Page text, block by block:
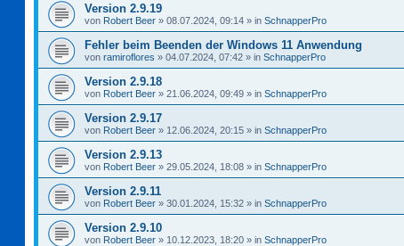
Version 2.9.19
von Robert Beer » 08.07.2024, 09:14 » in SchnapperPro
Fehler beim Beenden der Windows 11 Anwendung
von ramiroflores » 04.07.2024, 07:42 » in SchnapperPro
Version 2.9.18
von Robert Beer » 21.06.2024, 09:49 » in SchnapperPro
Version 2.9.17
von Robert Beer » 12.06.2024, 20:15 » in SchnapperPro
Version 2.9.13
von Robert Beer » 29.05.2024, 18:08 » in SchnapperPro
Version 2.9.11
von Robert Beer » 30.01.2024, 15:32 » in SchnapperPro
Version 2.9.10
von Robert Beer » 10.12.2023, 18:20 » in SchnapperPro